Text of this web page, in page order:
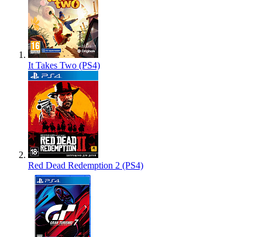
It Takes Two (PS4)
Red Dead Redemption 2 (PS4)